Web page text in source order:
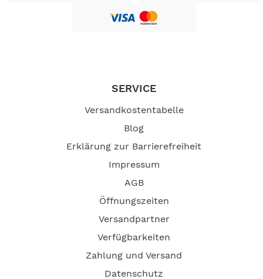
SERVICE
Versandkostentabelle
Blog
Erklärung zur Barrierefreiheit
Impressum
AGB
Öffnungszeiten
Versandpartner
Verfügbarkeiten
Zahlung und Versand
Datenschutz